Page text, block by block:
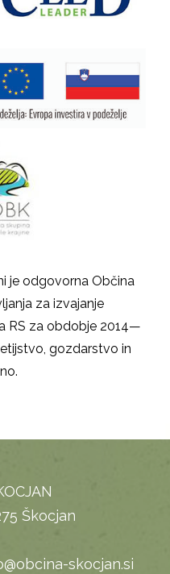
je odgovorna Občina
za izvajanje
RS za obdobje 2014—
gozdarstvo in
Škocjan
skocjan.si